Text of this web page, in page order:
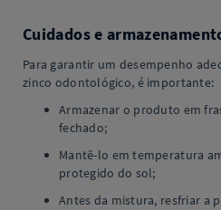
Cuidados e
Para garantir um desempenho
zinco odontológico, é importante:
Armazenar o produto em
fechado;
Mantê-lo em temperatura
protegido do sol;
Antes da mistura, resfriar a